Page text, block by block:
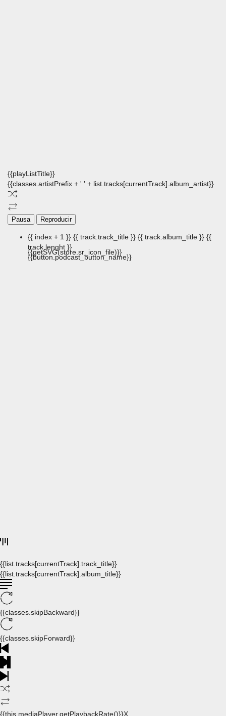
{{playListTitle}}
{{classes.artistPrefix + ' ' + list.tracks[currentTrack].album_artist}}
Pausa Reproducir
{{ index + 1 }} {{ track.track_title }} {{ track.album_title }} {{
track.lenght }}
{{getSVG(store.sr_icon_file)}}
{{button.podcast_button_name}}
{{list.tracks[currentTrack].track_title}}
{{list.tracks[currentTrack].album_title}}
{{classes.skipBackward}}
{{classes.skipForward}}
{{this.mediaPlayer.getPlaybackRate()}}X